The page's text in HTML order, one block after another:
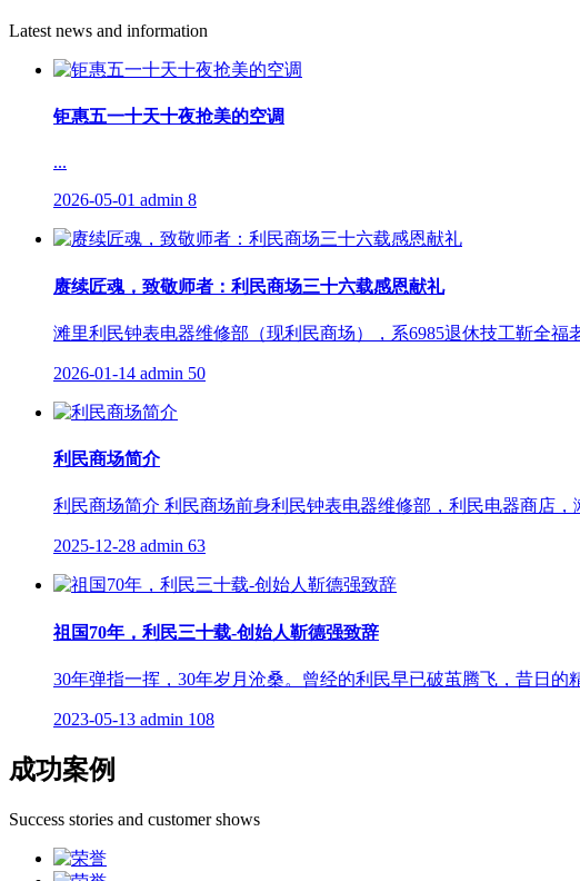
Latest news and information
钜惠五一十天十夜抢美的空调
...
2026-05-01 admin 8
赓续匠魂，致敬师者：利民商场三十六载感恩献礼
滩里利民钟表电器维修部（现利民商场），系6985退休技工靳全
2026-01-14 admin 50
利民商场简介
利民商场简介 利民商场前身利民钟表电器维修部，利民电器商店
2025-12-28 admin 63
祖国70年，利民三十载-创始人靳德强致辞
30年弹指一挥，30年岁月沧桑。曾经的利民早已破茧腾飞，昔日
2023-05-13 admin 108
成功案例
Success stories and customer shows